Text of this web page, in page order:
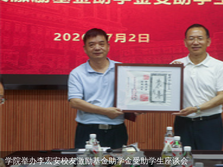
功举办2026年研究生及青年学者论坛（四）系列学术...
资环学院成功举办2026年研究生及青年学者论坛（四）系列学